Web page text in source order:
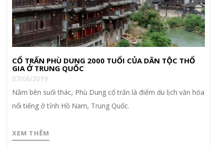
CỔ TRẤN PHÙ DUNG 2000 TUỔI CỦA DÂN TỘC THỔ
GIA Ở TRUNG QUỐC
07/06/2019
Nằm bên suối thác, Phù Dung cổ trấn là điểm du lịch văn hóa
nổi tiếng ở tỉnh Hồ Nam, Trung Quốc.
XEM THÊM